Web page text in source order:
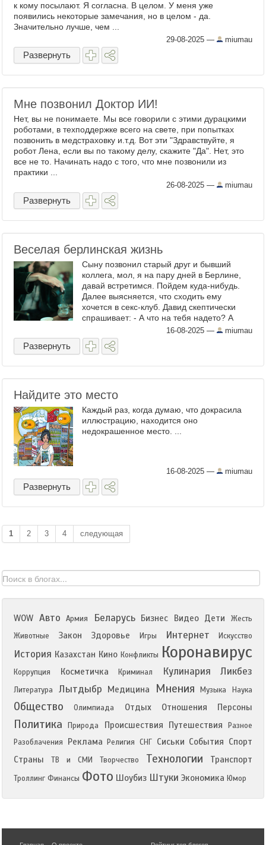
к кому посылают. Я согласна. В целом. У меня уже
появились некоторые замечания, но в целом - да.
Значительно лучше, чем ...
29-08-2025 — miumau
Развернуть
Мне позвонил Доктор ИИ!
Нет, вы не понимаете. Мы все говорили с этими дурацкими
роботами, в техподдержке всего на свете, при попытках
позвонить в медстраховку и.т.д. Вот эти "Здравствуйте, я
робот Лена, если вы по такому делу, скажите "Да". Нет, это
все не то. Начинать надо с того, что мне позвонили из
практики ...
26-08-2025 — miumau
Развернуть
Веселая берлинская жизнь
Сыну позвонил старый друг и бывший
коллега, мол, я на пару дней в Берлине,
давай встретимся. Пойдем куда-нибудь.
Далее выясняется, что сходить ему
хочется в секс-клуб. Давид скептически
спрашивает: - А что на тебя надето? А
надето - ничего особенного. Ладно, в
Берлине полно ...
16-08-2025 — miumau
Развернуть
Найдите это место
Каждый раз, когда думаю, что докрасила
иллюстрацию, находится оно
недокрашенное место. ...
16-08-2025 — miumau
Развернуть
1 2 3 4 следующая
WOW Авто Армия Беларусь Бизнес Видео Дети
Жесть
Животные
Закон Здоровье Игры Интернет Искусство
История Казахстан Кино Конфликты Коронавирус
Коррупция Косметичка Криминал Кулинария Ликбез
Литература Лытдыбр Медицина Мнения Музыка Наука
Общество Олимпиада Отдых Отношения Персоны
Политика Природа Происшествия Путешествия
Разное
Разоблачения
Реклама Религия СНГ Сиськи События Спорт
Страны
ТВ и СМИ Творчество Технологии Транспорт
Троллинг Финансы Фото Шоубиз Штуки Экономика Юмор